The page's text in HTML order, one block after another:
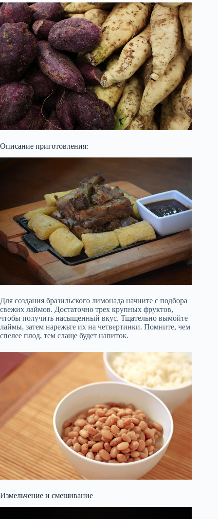
Описание приготовления:
Для создания бразильского лимонада начните с подбора
свежих лаймов. Достаточно трех крупных фруктов,
чтобы получить насыщенный вкус. Тщательно вымойте
лаймы, затем нарежьте их на четвертинки. Помните, чем
спелее плод, тем слаще будет напиток.
Измельчение и смешивание